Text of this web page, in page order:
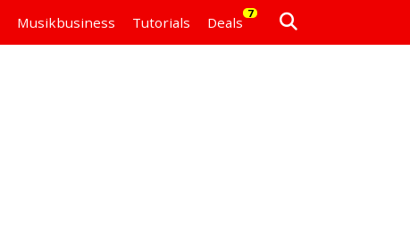
Musikbusiness Tutorials Deals
7